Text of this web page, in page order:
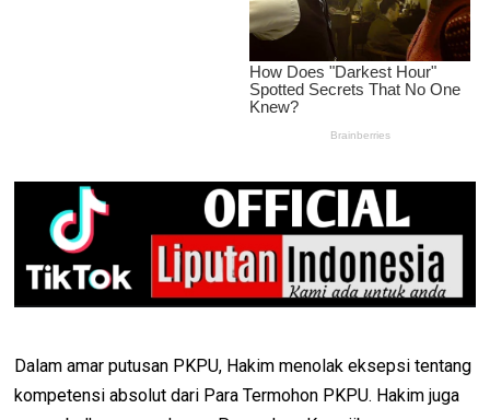
Dalam amar putusan PKPU, Hakim menolak eksepsi tentang
kompetensi absolut dari Para Termohon PKPU. Hakim juga